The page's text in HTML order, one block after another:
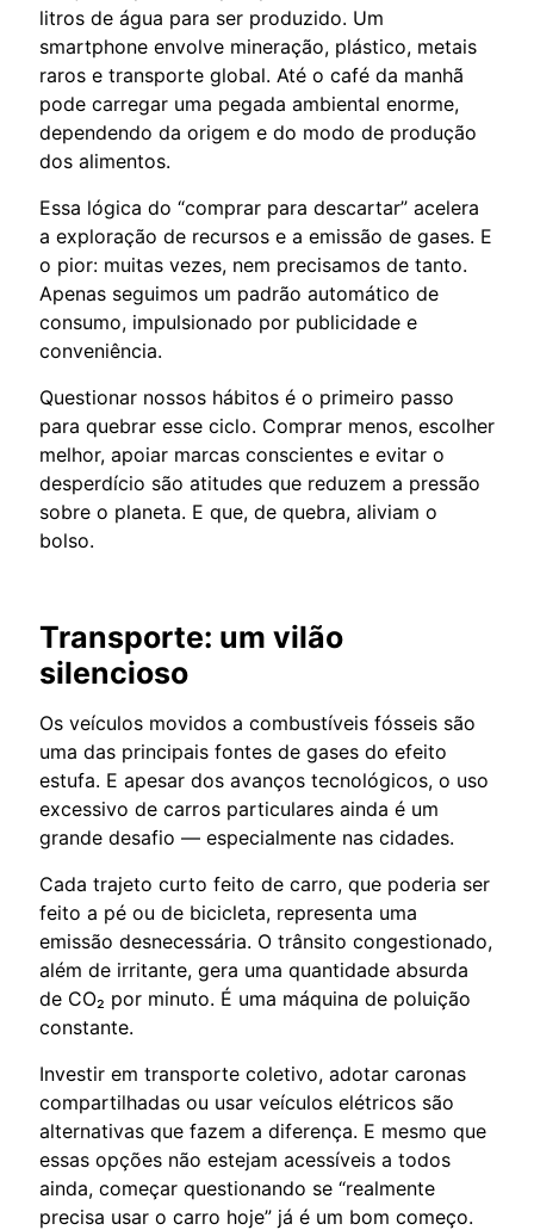
litros de água para ser produzido. Um
smartphone envolve mineração, plástico, metais
raros e transporte global. Até o café da manhã
pode carregar uma pegada ambiental enorme,
dependendo da origem e do modo de produção
dos alimentos.
Essa lógica do “comprar para descartar” acelera
a exploração de recursos e a emissão de gases. E
o pior: muitas vezes, nem precisamos de tanto.
Apenas seguimos um padrão automático de
consumo, impulsionado por publicidade e
conveniência.
Questionar nossos hábitos é o primeiro passo
para quebrar esse ciclo. Comprar menos, escolher
melhor, apoiar marcas conscientes e evitar o
desperdício são atitudes que reduzem a pressão
sobre o planeta. E que, de quebra, aliviam o
bolso.
Transporte: um vilão
silencioso
Os veículos movidos a combustíveis fósseis são
uma das principais fontes de gases do efeito
estufa. E apesar dos avanços tecnológicos, o uso
excessivo de carros particulares ainda é um
grande desafio — especialmente nas cidades.
Cada trajeto curto feito de carro, que poderia ser
feito a pé ou de bicicleta, representa uma
emissão desnecessária. O trânsito congestionado,
além de irritante, gera uma quantidade absurda
de CO₂ por minuto. É uma máquina de poluição
constante.
Investir em transporte coletivo, adotar caronas
compartilhadas ou usar veículos elétricos são
alternativas que fazem a diferença. E mesmo que
essas opções não estejam acessíveis a todos
ainda, começar questionando se “realmente
precisa usar o carro hoje” já é um bom começo.